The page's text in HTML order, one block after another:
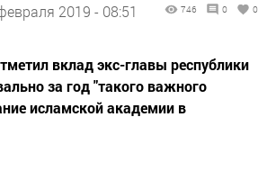
2019 - 08:51 746 0 0
вклад экс-главы республики
за год "такого важного
исламской академии в